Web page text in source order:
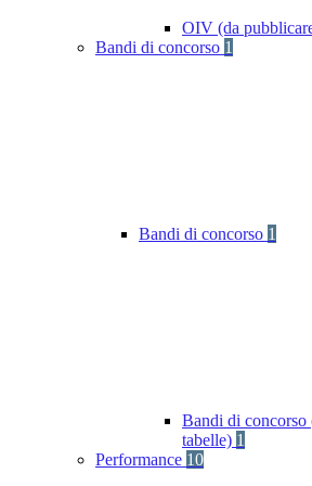
OIV (da
Bandi di concorso 1
Bandi di concorso 1
Bandi di concorso
tabelle) 1
Performance 10